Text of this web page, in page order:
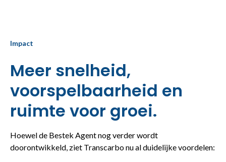
Impact
Meer snelheid,
voorspelbaarheid en
ruimte voor groei.
Hoewel de Bestek Agent nog verder wordt
doorontwikkeld, ziet Transcarbo nu al duidelijke voordelen: